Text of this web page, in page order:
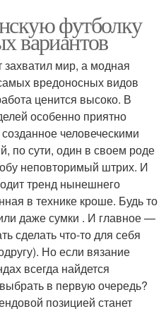
футболку
вариантов
захватил мир, а модная
вредоносных видов
ценится высоко. В
особенно приятно
человеческими
по сути, один в своем роде
неповторимый штрих. И
тренд нынешнего
в технике кроше. Будь то
даже сумки . И главное —
сделать что-то для себя
Но если вязание
всегда найдется
в первую очередь?
позицией станет